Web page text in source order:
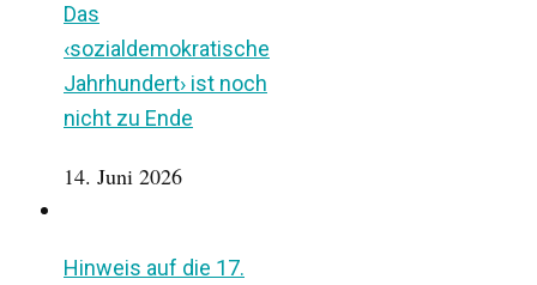
Das
‹sozialdemokratische
Jahrhundert› ist noch
nicht zu Ende
14. Juni 2026
Hinweis auf die 17.